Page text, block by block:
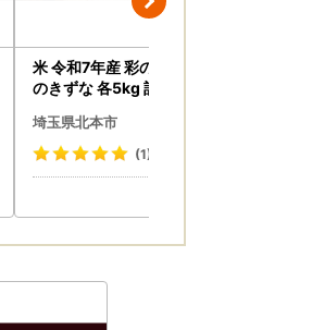
米 令和7年産 彩のかがやき・彩
のきずな 各5kg 計10kg | 白米
埼玉県北本市
(1)